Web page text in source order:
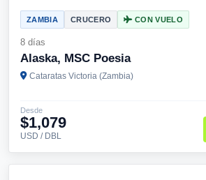
ZAMBIA CRUCERO CON VUELO
8 días
Alaska, MSC Poesia
Cataratas Victoria (Zambia)
Desde
$1,079
USD / DBL